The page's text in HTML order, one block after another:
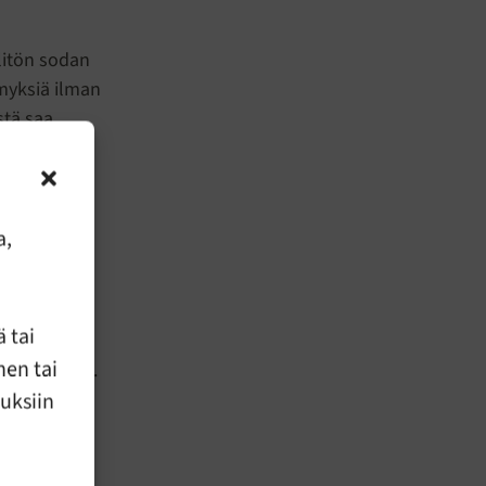
tai
tai
sodan
ilman
saa
kieltä,
koskaan
olla
todeksi.
kääntyy
sitähän